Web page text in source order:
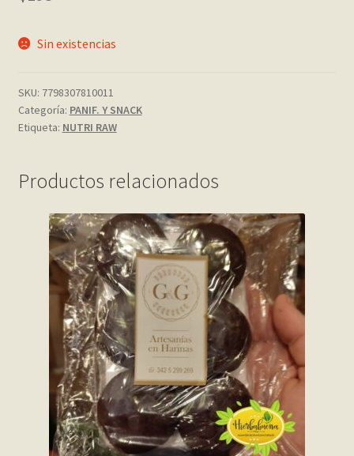
Privacy Policy
Tienda
Wishlist
Wishlist
Sin existencias
SKU: 7798307810011
Categoría: PANIF. Y SNACK
Etiqueta: NUTRI RAW
Productos relacionados